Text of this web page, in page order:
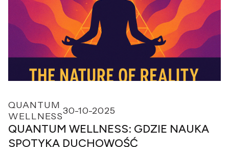
QUANTUM
WELLNESS30-10-2025
QUANTUM WELLNESS: GDZIE NAUKA
SPOTYKA DUCHOWOŚĆ